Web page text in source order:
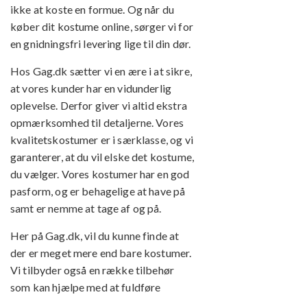
ikke at koste en formue. Og når du
køber dit kostume online, sørger vi for
en gnidningsfri levering lige til din dør.
Hos Gag.dk sætter vi en ære i at sikre,
at vores kunder har en vidunderlig
oplevelse. Derfor giver vi altid ekstra
opmærksomhed til detaljerne. Vores
kvalitetskostumer er i særklasse, og vi
garanterer, at du vil elske det kostume,
du vælger. Vores kostumer har en god
pasform, og er behagelige at have på
samt er nemme at tage af og på.
Her på Gag.dk, vil du kunne finde at
der er meget mere end bare kostumer.
Vi tilbyder også en række tilbehør
som kan hjælpe med at fuldføre